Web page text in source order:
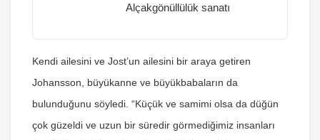
Alçakgönüllülük sanatı
Kendi ailesini ve Jost’un ailesini bir araya getiren
Johansson, büyükanne ve büyükbabaların da
bulunduğunu söyledi. “Küçük ve samimi olsa da düğün
çok güzeldi ve uzun bir süredir görmediğimiz insanları